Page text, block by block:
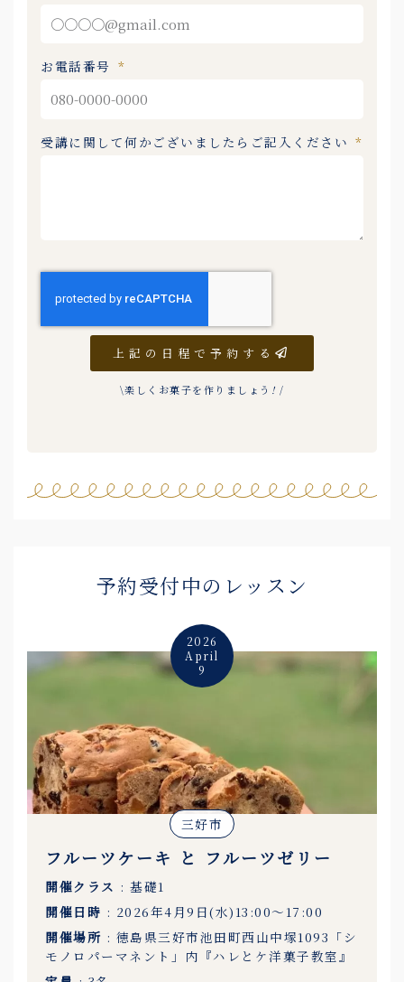
お電話番号
受講に関して何かございましたらご記入ください
上記の日程で予約する
\楽しくお菓子を作りましょう !/
予約受付中のレッスン
2026
April
9
三好市
フルーツケーキ と フルーツゼリー
開催クラス : 基礎1
開催日時 : 2026年4月9日(水)13:00〜17:00
開催場所 : 徳島県三好市池田町西山中塚1093「シ
モノロパーマネント」内『ハレとケ洋菓子教室』